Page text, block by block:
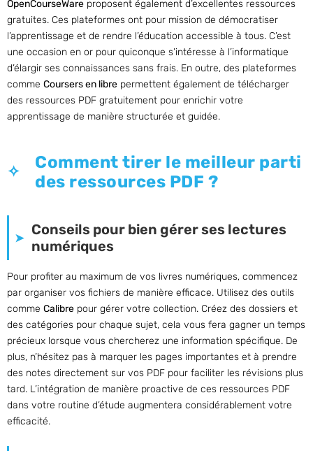
OpenCourseWare proposent également d’excellentes ressources
gratuites. Ces plateformes ont pour mission de démocratiser
l’apprentissage et de rendre l’éducation accessible à tous. C’est
une occasion en or pour quiconque s’intéresse à l’informatique
d’élargir ses connaissances sans frais. En outre, des plateformes
comme Coursers en libre permettent également de télécharger
des ressources PDF gratuitement pour enrichir votre
apprentissage de manière structurée et guidée.
Comment tirer le meilleur parti
des ressources PDF ?
Conseils pour bien gérer ses lectures
numériques
Pour profiter au maximum de vos livres numériques, commencez
par organiser vos fichiers de manière efficace. Utilisez des outils
comme Calibre pour gérer votre collection. Créez des dossiers et
des catégories pour chaque sujet, cela vous fera gagner un temps
précieux lorsque vous chercherez une information spécifique. De
plus, n’hésitez pas à marquer les pages importantes et à prendre
des notes directement sur vos PDF pour faciliter les révisions plus
tard. L’intégration de manière proactive de ces ressources PDF
dans votre routine d’étude augmentera considérablement votre
efficacité.